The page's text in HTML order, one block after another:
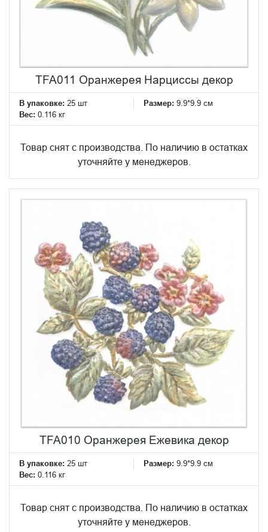
TFA011 Оранжерея Нарциссы декор
В упаковке: 25 шт Размер: 9.9*9.9 см
Вес: 0.116 кг
Товар снят с производства. По наличию в остатках
уточняйте у менеджеров.
TFA010 Оранжерея Ежевика декор
В упаковке: 25 шт Размер: 9.9*9.9 см
Вес: 0.116 кг
Товар снят с производства. По наличию в остатках
уточняйте у менеджеров.